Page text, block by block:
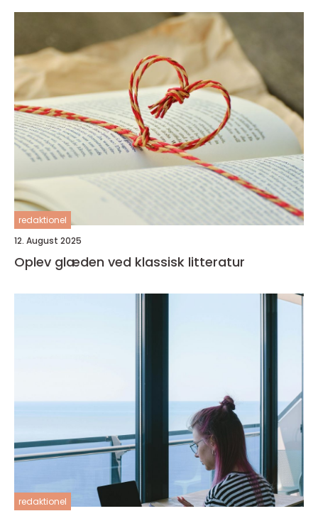
redaktionel
12. August 2025
Oplev glæden ved klassisk litteratur
redaktionel